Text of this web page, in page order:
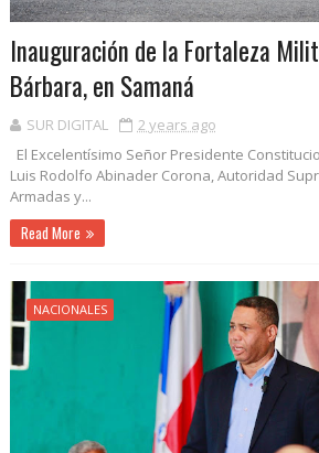
Inauguración de la Fortaleza
Bárbara, en Samaná
SUR DIGITAL
2 years ago
El Excelentísimo Señor Presidente
Luis Rodolfo Abinader Corona, Autoridad
Armadas y...
Read More
NACIONALES